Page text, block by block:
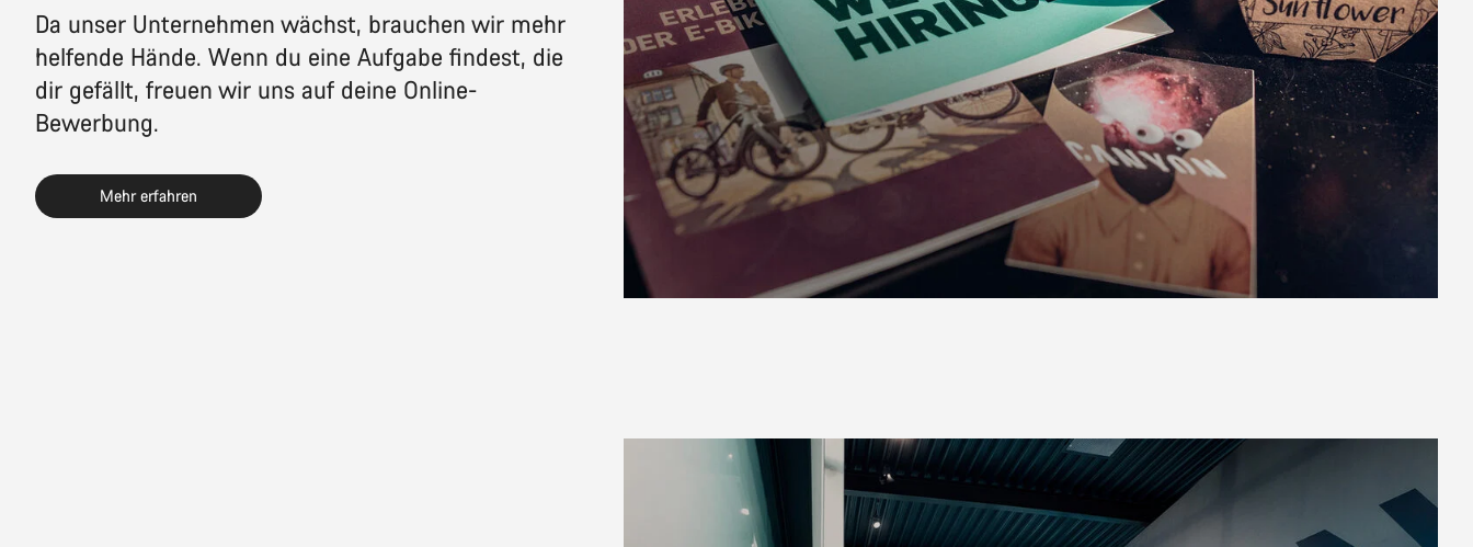
Da unser Unternehmen wächst, brauchen wir mehr
helfende Hände. Wenn du eine Aufgabe findest, die
dir gefällt, freuen wir uns auf deine Online-
Bewerbung.
Mehr erfahren